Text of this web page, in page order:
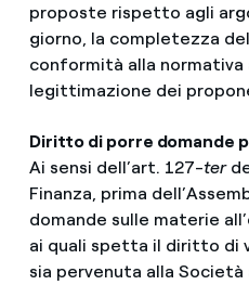
proposte rispetto agli
giorno, la completezza
conformità alla normativa
legittimazione dei
Diritto di porre domande
Ai sensi dell’art. 127-ter
Finanza, prima
domande sulle materie
ai quali spetta il diritto di
sia pervenuta alla